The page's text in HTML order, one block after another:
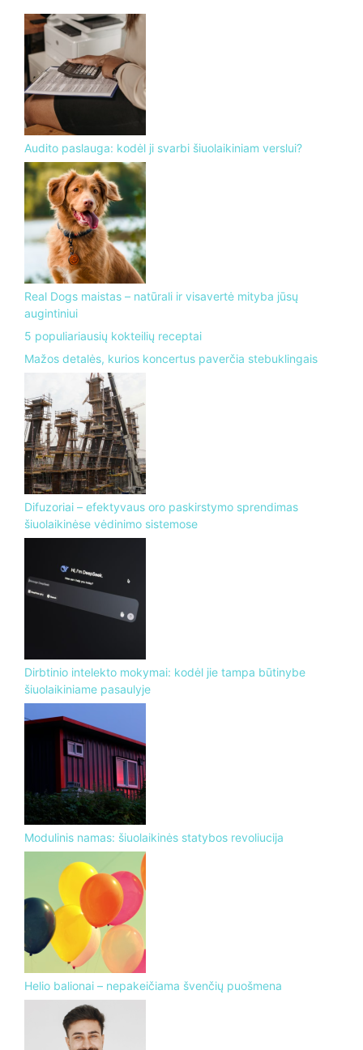
Audito paslauga: kodėl ji svarbi šiuolaikiniam verslui?
Real Dogs maistas – natūrali ir visavertė mityba jūsų
augintiniui
5 populiariausių kokteilių receptai
Mažos detalės, kurios koncertus paverčia stebuklingais
Difuzoriai – efektyvaus oro paskirstymo sprendimas
šiuolaikinėse vėdinimo sistemose
Dirbtinio intelekto mokymai: kodėl jie tampa būtinybe
šiuolaikiniame pasaulyje
Modulinis namas: šiuolaikinės statybos revoliucija
Helio balionai – nepakeičiama švenčių puošmena